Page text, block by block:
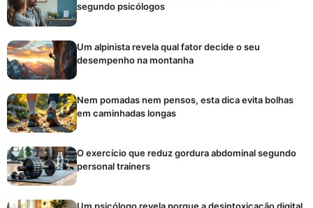
segundo psicólogos
Um alpinista revela qual fator decide o seu
desempenho na montanha
Nem pomadas nem pensos, esta dica evita bolhas
em caminhadas longas
O exercício que reduz gordura abdominal segundo
personal trainers